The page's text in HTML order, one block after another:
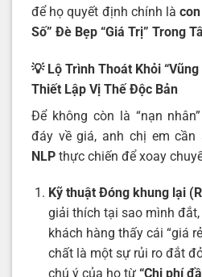
để họ quyết định chính là
Số” Đè Bẹp “Giá Trị” Trong
💡 Lộ Trình Thoát Khỏi
Thiết Lập Vị Thế Độc Bản
Để không còn là “nạn
đáy về giá, anh chị em
NLP thực chiến để xoay
Kỹ thuật Đóng khung lại
giải thích tại sao mình
khách hàng thấy cái “giá
chất là một sự rủi ro đắt
chú ý của họ từ “Chi phí